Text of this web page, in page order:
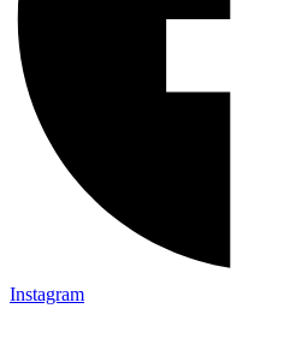
Instagram